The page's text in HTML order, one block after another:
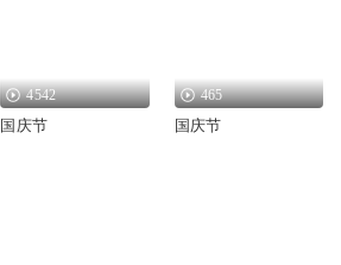
4542
国庆节
465
国庆节